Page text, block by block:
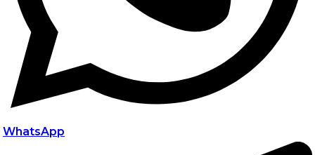
WhatsApp